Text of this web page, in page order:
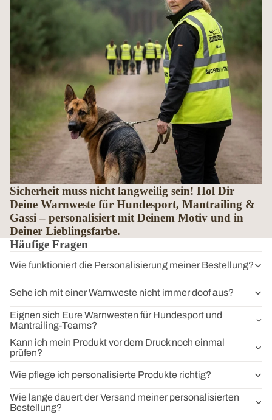
Sicherheit muss nicht langweilig sein! Hol Dir
Deine Warnweste für Hundesport, Mantrailing &
Gassi – personalisiert mit Deinem Motiv und in
Deiner Lieblingsfarbe.
Häufige Fragen
Wie funktioniert die Personalisierung meiner Bestellung?
Sehe ich mit einer Warnweste nicht immer doof aus?
Eignen sich Eure Warnwesten für Hundesport und
Mantrailing-Teams?
Kann ich mein Produkt vor dem Druck noch einmal
prüfen?
Wie pflege ich personalisierte Produkte richtig?
Wie lange dauert der Versand meiner personalisierten
Bestellung?